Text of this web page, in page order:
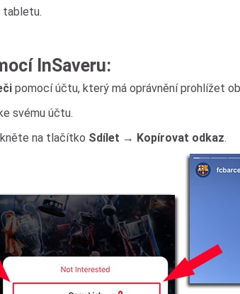
tabletu.
InSaveru:
pomocí účtu, který má oprávnění prohlížet
svému účtu.
na tlačítko Sdílet → Kopírovat odkaz.